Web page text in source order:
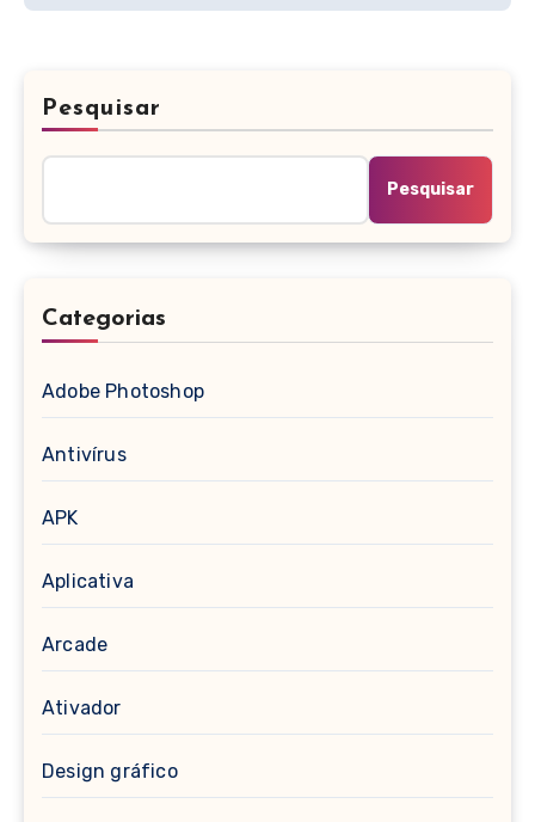
Pesquisar
Pesquisar
Categorias
Adobe Photoshop
Antivírus
APK
Aplicativa
Arcade
Ativador
Design gráfico